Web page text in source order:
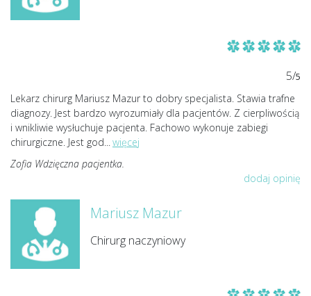
5/5
Lekarz chirurg Mariusz Mazur to dobry specjalista. Stawia trafne
diagnozy. Jest bardzo wyrozumiały dla pacjentów. Z cierpliwością
i wnikliwie wysłuchuje pacjenta. Fachowo wykonuje zabiegi
chirurgiczne. Jest god
więcej
Zofia Wdzięczna pacjentka.
dodaj opinię
Mariusz Mazur
Chirurg naczyniowy